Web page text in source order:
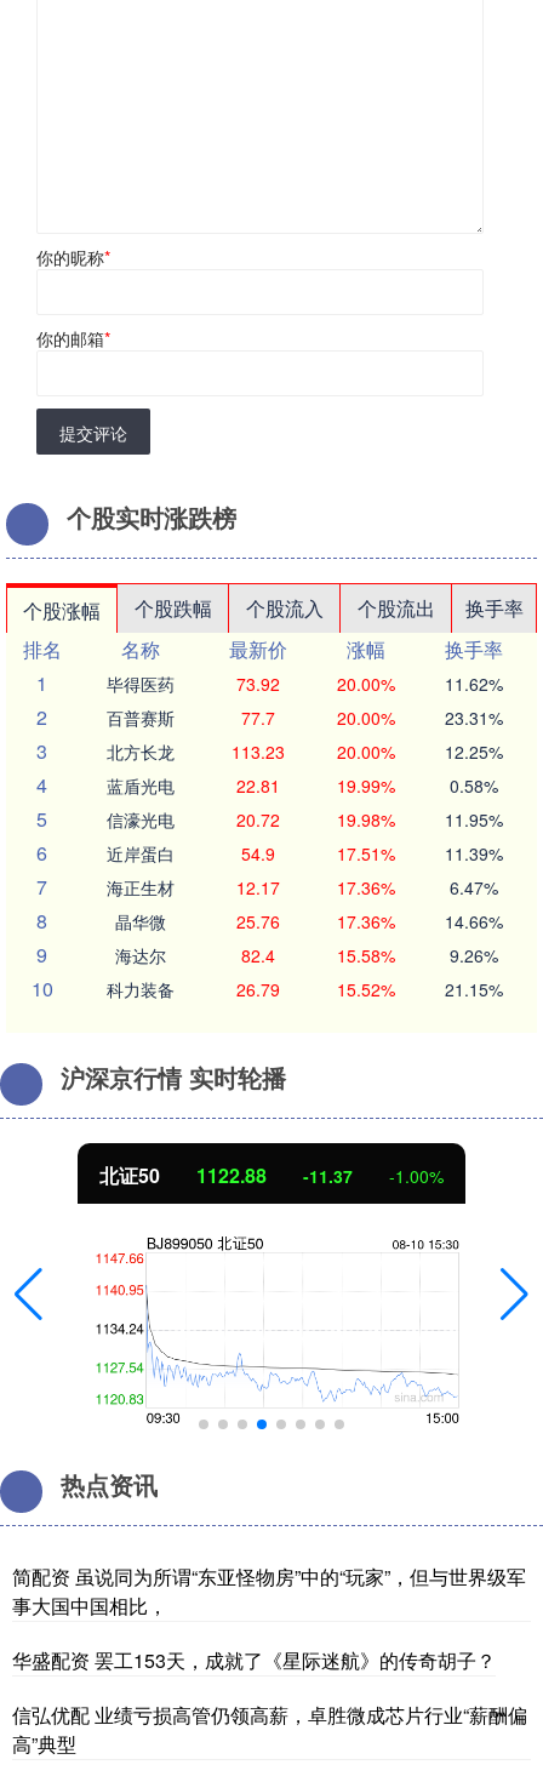
你的昵称*
你的邮箱*
提交评论
个股实时涨跌榜
个股涨幅 个股跌幅 个股流入 个股流出
换手率
排名
名称 最新价 涨幅
换手率
1
毕得医药 73.92 20.00% 11.62%
2 百普赛斯 77.7 20.00% 23.31%
3 北方长龙 113.23 20.00% 12.25%
4 蓝盾光电 22.81 19.99% 0.58%
5 信濠光电 20.72 19.98% 11.95%
6 近岸蛋白 54.9 17.51% 11.39%
7 海正生材 12.17 17.36% 6.47%
8 晶华微 25.76 17.36% 14.66%
9 海达尔 82.4 15.58% 9.26%
10 科力装备 26.79 15.52% 21.15%
沪深京行情 实时轮播
北证50 1122.88 -11.37 -1.00%
热点资讯
简配资 虽说同为所谓“东亚怪物房”中的“玩家”，但与世界级军
事大国中国相比，
华盛配资 罢工153天，成就了《星际迷航》的传奇胡子？
信弘优配 业绩亏损高管仍领高薪，卓胜微成芯片行业“薪酬偏
高”典型